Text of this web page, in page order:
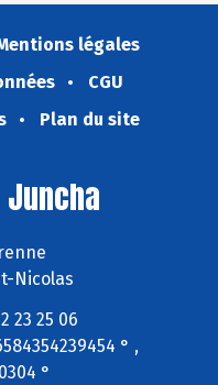
légales
CGU
Plan du site
Nicolas
23 25 06
° ,
°